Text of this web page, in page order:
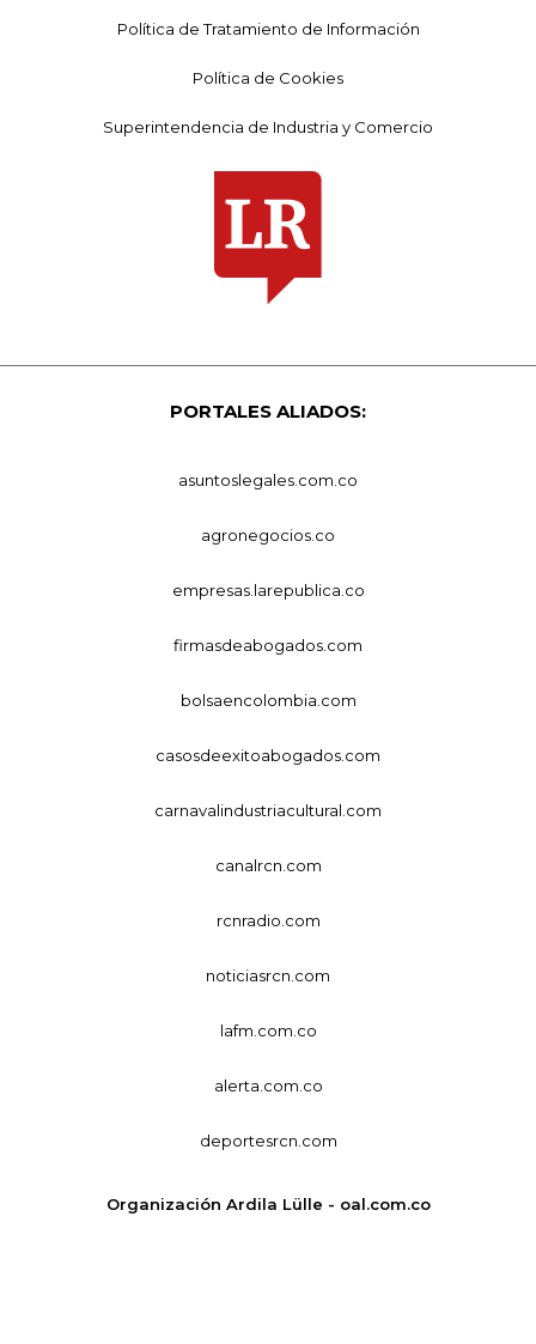
Política de Tratamiento de Información
Política de Cookies
Superintendencia de Industria y Comercio
PORTALES ALIADOS:
asuntoslegales.com.co
agronegocios.co
empresas.larepublica.co
firmasdeabogados.com
bolsaencolombia.com
casosdeexitoabogados.com
carnavalindustriacultural.com
canalrcn.com
rcnradio.com
noticiasrcn.com
lafm.com.co
alerta.com.co
deportesrcn.com
Organización Ardila Lülle - oal.com.co